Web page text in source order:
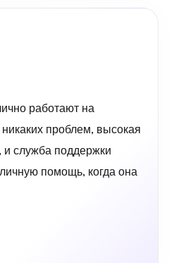
работают на
проблем, высокая
и служба поддержки
помощь, когда она